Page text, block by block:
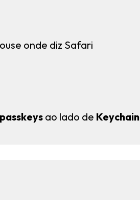
onde diz Safari
ao lado de Keychain